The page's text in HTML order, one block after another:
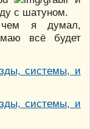
с шатуном.
чем я думал,
всё будет